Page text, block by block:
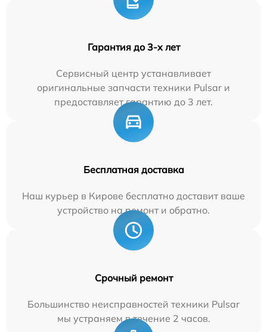
Гарантия до 3-х лет
Сервисный центр устанавливает
оригинальные запчасти техники Pulsar и
предоставляет гарантию до 3 лет.
Бесплатная доставка
Наш курьер в Кирове бесплатно доставит ваше
устройство на ремонт и обратно.
Срочный ремонт
Большинство неисправностей техники Pulsar
мы устраняем в течение 2 часов.